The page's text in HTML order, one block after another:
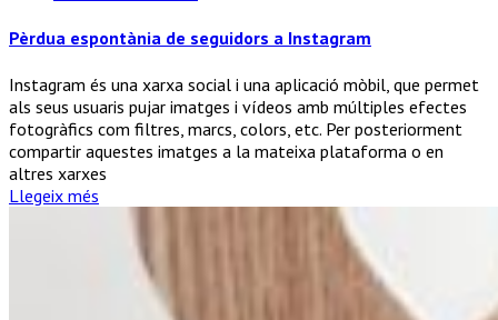
espontània
seguidors
a
Instagram
Pèrdua espontània de seguidors a Instagram
Instagram és una xarxa social i una aplicació mòbil, que permet
als seus usuaris pujar imatges i vídeos amb múltiples efectes
fotogràfics com filtres, marcs, colors, etc. Per posteriorment
compartir aquestes imatges a la mateixa plataforma o en
altres xarxes
Llegeix més